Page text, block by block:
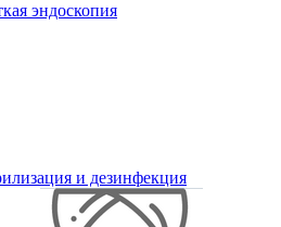
эндоскопия
и дезинфекция